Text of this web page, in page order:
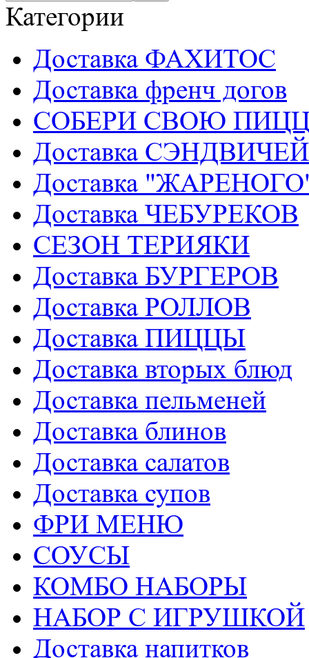
Категории
Доставка ФАХИТОС
Доставка френч догов
СОБЕРИ СВОЮ
Доставка СЭНДВИЧЕЙ
Доставка
Доставка ЧЕБУРЕКОВ
СЕЗОН ТЕРИЯКИ
Доставка БУРГЕРОВ
Доставка РОЛЛОВ
Доставка ПИЦЦЫ
Доставка вторых блюд
Доставка пельменей
Доставка блинов
Доставка салатов
Доставка супов
ФРИ МЕНЮ
СОУСЫ
КОМБО НАБОРЫ
НАБОР С ИГРУШКОЙ
Доставка напитков